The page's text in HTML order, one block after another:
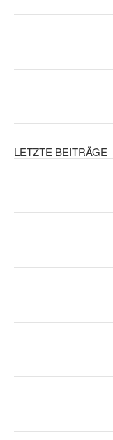
LETZTE BEITRÄGE